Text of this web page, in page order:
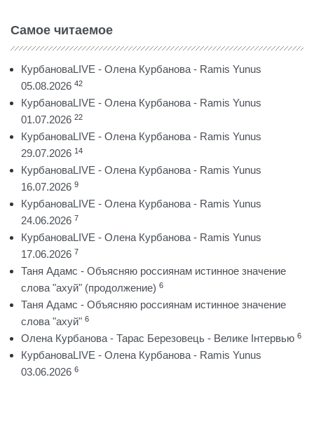
Самое читаемое
КурбановаLIVE - Олена Курбанова - Ramis Yunus
05.08.2026 42
КурбановаLIVE - Олена Курбанова - Ramis Yunus
01.07.2026 22
КурбановаLIVE - Олена Курбанова - Ramis Yunus
29.07.2026 14
КурбановаLIVE - Олена Курбанова - Ramis Yunus
16.07.2026 9
КурбановаLIVE - Олена Курбанова - Ramis Yunus
24.06.2026 7
КурбановаLIVE - Олена Курбанова - Ramis Yunus
17.06.2026 7
Таня Адамс - Объясняю россиянам истинное значение
слова "ахуй" (продолжение) 6
Таня Адамс - Объясняю россиянам истинное значение
слова "ахуй" 6
Олена Курбанова - Тарас Березовець - Велике Інтервью 6
КурбановаLIVE - Олена Курбанова - Ramis Yunus
03.06.2026 6